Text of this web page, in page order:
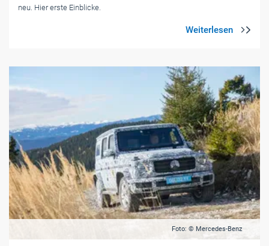
neu. Hier erste Einblicke.
Foto: © Mercedes-Benz